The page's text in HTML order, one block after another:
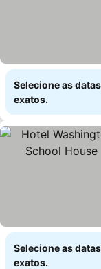
Selecione as
exatos.
Selecione as
exatos.